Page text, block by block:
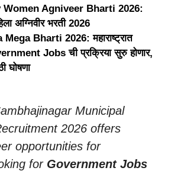
Agniveer Bharti 2026:
अग्निवीर भरती 2026
Bharti 2026: महाराष्ट्रात
Jobs ची प्रक्रिया सुरु होणार,
घोषणा
Municipal
2026 offers
opportunities for
for Government Jobs